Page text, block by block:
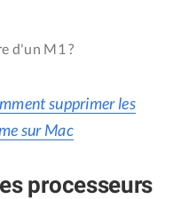
d'un M1 ?
supprimer les
sur Mac
processeurs